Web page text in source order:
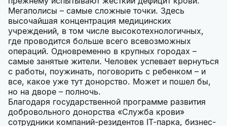
Мегаполисы – самые сложные точки. Здесь
высочайшая концентрация медицинских
учреждений, в том числе высокотехнологичных,
где проводится больше всего всевозможных
операций. Одновременно в крупных городах –
самые занятые жители. Человек успевает вернуться
с работы, поужинать, поговорить с ребенком – и
все, какое уже тут донорство. Может и пошел бы,
но на дворе – полночь.
Благодаря государственной программе развития
добровольного донорства «Служба крови»
сотрудники компаний-резидентов IT-парка, бизнес-